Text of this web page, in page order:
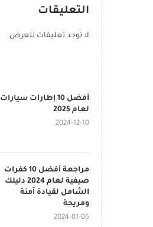
التعليقات
لا توجد تعليقات للعرض.
أفضل 10 إطارات سيارات
لعام 2025
2024-12-10
مراجعة أفضل 10 كفرات
صيفية لعام 2024 دليلك
الشامل لقيادة آمنة
ومريحة
2024-01-06